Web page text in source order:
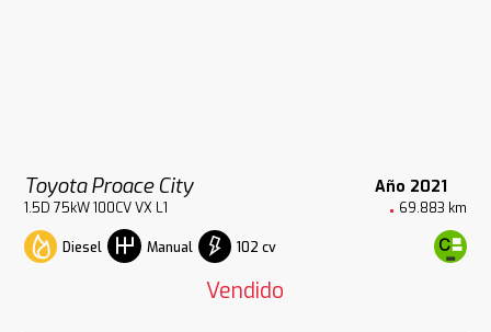
Toyota Proace City Año 2021
1.5D 75kW 100CV VX L1 69.883 km
Diesel Manual 102 cv
Vendido